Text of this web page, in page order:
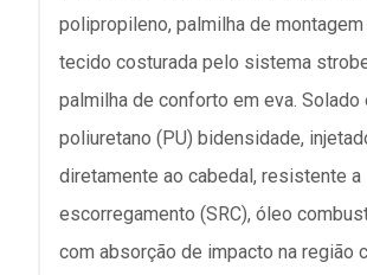
polipropileno, palmilha de montagem
tecido costurada pelo sistema
palmilha de conforto em eva. Solado
poliuretano (PU) bidensidade,
diretamente ao cabedal, resistente a
escorregamento (SRC), óleo
com absorção de impacto na região